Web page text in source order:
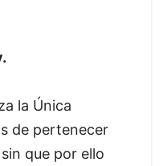
la Única
de pertenecer
que por ello